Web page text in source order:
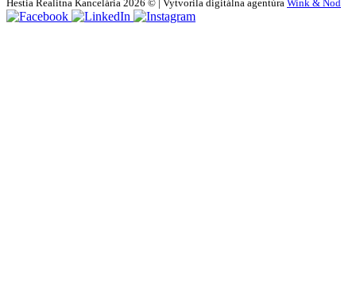
Hestia Realitna Kancelária 2026 © | Vytvorila digitálna agentúra Wink & Nod